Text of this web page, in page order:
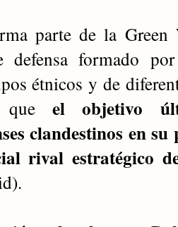
parte de la
defensa formado
étnicos y de
queel objetivo
clandestinos en
rival estratégico